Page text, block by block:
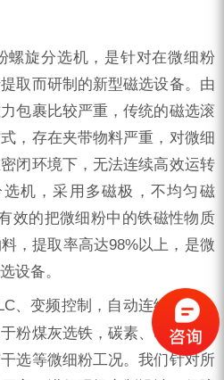
螺旋分选机，是针对在微细粉
取而研制的新型磁选设备。由
包裹比较严重，传统的磁选滚
，存在夹带物料严重，对微细
闭环境下，无法连续高效运转
机，采用多磁极，不均匀磁
效的把微细粉中的铁磁性物质
，提取率高达98%以上，是微
设备。
、变频控制，自动连续运转，
粉煤灰选铁，碳素、电解质除
选等微细粉工况。我们针对所